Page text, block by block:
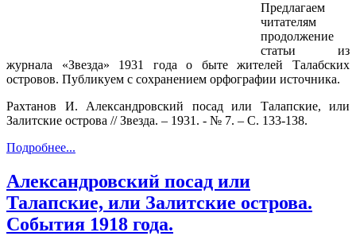
Предлагаем
читателям
продолжение
статьи из
журнала «Звезда» 1931 года о быте жителей Талабских
островов. Публикуем с сохранением орфографии источника.
Рахтанов И. Александровский посад или Талапские, или
Залитские острова // Звезда. – 1931. - № 7. – С. 133-138.
Подробнее...
Александровский посад или
Талапские, или Залитские острова.
События 1918 года.